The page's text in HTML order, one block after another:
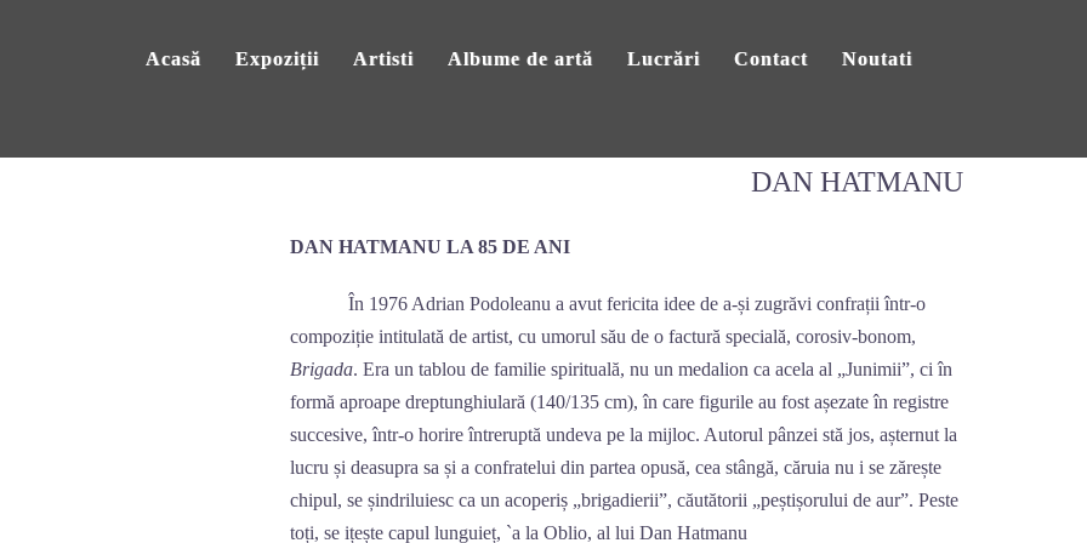
Acasă Expoziții Artisti Albume de artă Lucrări Contact Noutati
DAN HATMANU
DAN HATMANU LA 85 DE ANI
În 1976 Adrian Podoleanu a avut fericita idee de a-și zugrăvi confrații într-o
compoziție intitulată de artist, cu umorul său de o factură specială, corosiv-bonom,
Brigada. Era un tablou de familie spirituală, nu un medalion ca acela al „Junimii”, ci în
formă aproape dreptunghiulară (140/135 cm), în care figurile au fost așezate în registre
succesive, într-o horire întreruptă undeva pe la mijloc. Autorul pânzei stă jos, așternut la
lucru și deasupra sa și a confratelui din partea opusă, cea stângă, căruia nu i se zărește
chipul, se șindriluiesc ca un acoperiș „brigadierii”, căutătorii „peștișorului de aur”. Peste
toți, se ițește capul lunguieț, `a la Oblio, al lui Dan Hatmanu